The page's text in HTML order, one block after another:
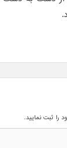
را ثبت نمایید.